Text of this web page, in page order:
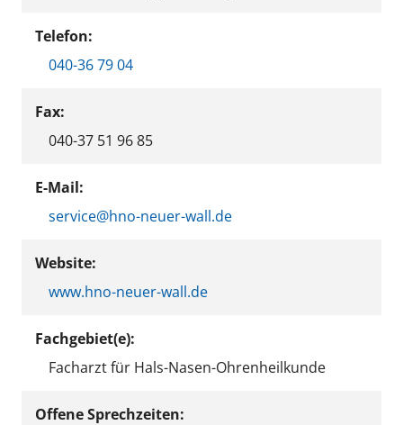
Telefon:
040-36 79 04
Fax:
040-37 51 96 85
E-Mail:
service@hno-neuer-wall.de
Website:
www.hno-neuer-wall.de
Fachgebiet(e):
Facharzt für Hals-Nasen-Ohrenheilkunde
Offene Sprechzeiten: